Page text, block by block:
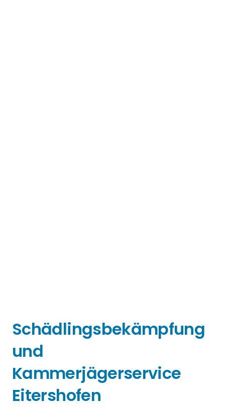
Schädlingsbekämpfung
und
Kammerjägerservice
Eitershofen